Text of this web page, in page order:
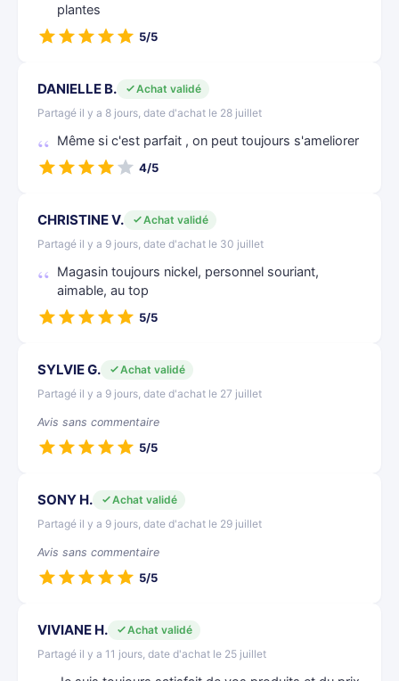
plantes
5/5
DANIELLE B.
Achat validé
Partagé il y a 8 jours, date d'achat le 28 juillet
Même si c'est parfait , on peut toujours s'ameliorer
4/5
CHRISTINE V.
Achat validé
Partagé il y a 9 jours, date d'achat le 30 juillet
Magasin toujours nickel, personnel souriant,
aimable, au top
5/5
SYLVIE G.
Achat validé
Partagé il y a 9 jours, date d'achat le 27 juillet
Avis sans commentaire
5/5
SONY H.
Achat validé
Partagé il y a 9 jours, date d'achat le 29 juillet
Avis sans commentaire
5/5
VIVIANE H.
Achat validé
Partagé il y a 11 jours, date d'achat le 25 juillet